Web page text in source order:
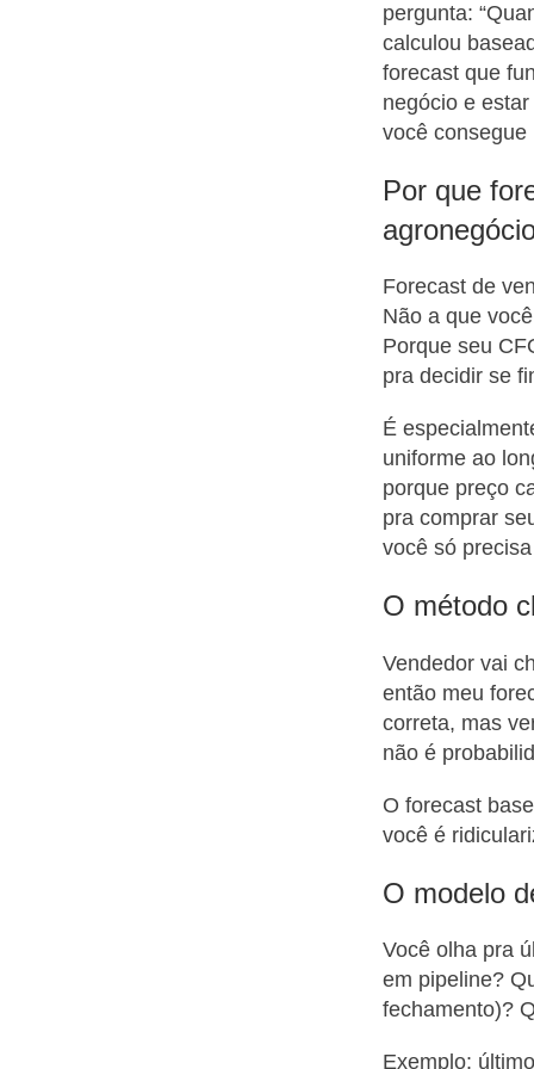
pergunta:
calculou
forecast que
negócio e
você consegue
Por que
Forecast de
Não a que
Porque seu
pra decidir se
É
uniforme ao
porque preço
pra comprar
você só
O método
Vendedor vai
então meu
correta, mas
não é
O forecast
você é
O modelo
Você olha pra
em pipeline?
fechamento)?
Exemplo: